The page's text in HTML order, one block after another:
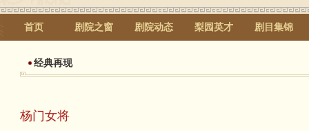
首页 剧院之窗 剧院动态 梨园英才 剧目集锦
经典再现
杨门女将